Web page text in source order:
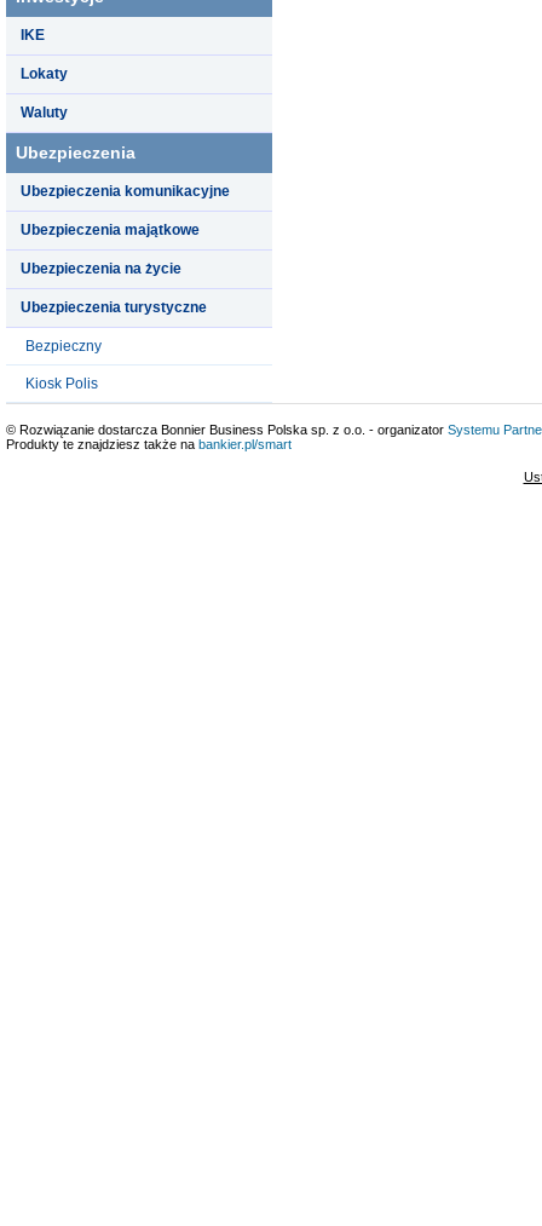
IKE
Lokaty
Waluty
Ubezpieczenia
Ubezpieczenia komunikacyjne
Ubezpieczenia majątkowe
Ubezpieczenia na życie
Ubezpieczenia turystyczne
Bezpieczny
Kiosk Polis
© Rozwiązanie dostarcza Bonnier Business Polska sp. z o.o. - organizator Systemu
Produkty te znajdziesz także na bankier.pl/smart